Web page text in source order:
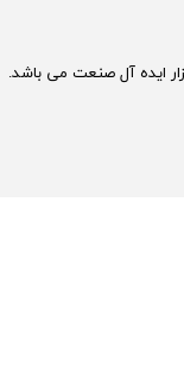
ایده آل صنعت می باشد.